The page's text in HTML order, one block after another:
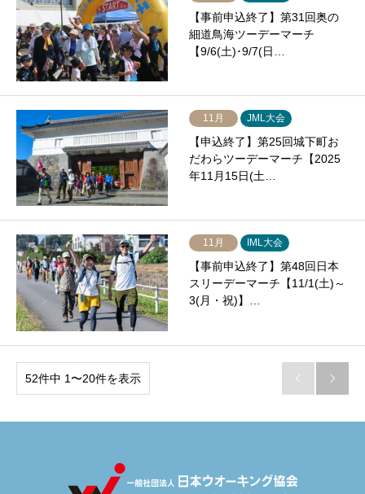
【事前申込終了】第31回奥の
細道鳥海ツーデーマーチ
【9/6(土)･9/7(日…
11月 JML大会
【申込終了】第25回城下町お
だわらツーデーマーチ【2025
年11月15日(土…
11月 IML大会
【事前申込終了】第48回日本
スリーデーマーチ【11/1(土)～
3(月・祝)】…
52件中 1〜20件を表示  